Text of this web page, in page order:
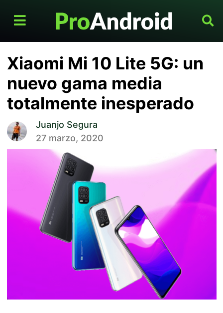
Xiaomi Mi 10 Lite 5G: un
nuevo gama media
totalmente inesperado
Juanjo Segura
27 marzo, 2020